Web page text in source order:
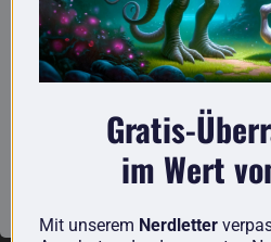
kannst Du zerquetschen, platt
Wand werfen - der kleine
Ursprungsform wieder an. Und
abreagierst, wirst Du im nächsten
Technische Infos
Abmessungen: ca. 11,5 x 3,5 x 7
Gratis-
im Wert
Mit unserem Nerdletter